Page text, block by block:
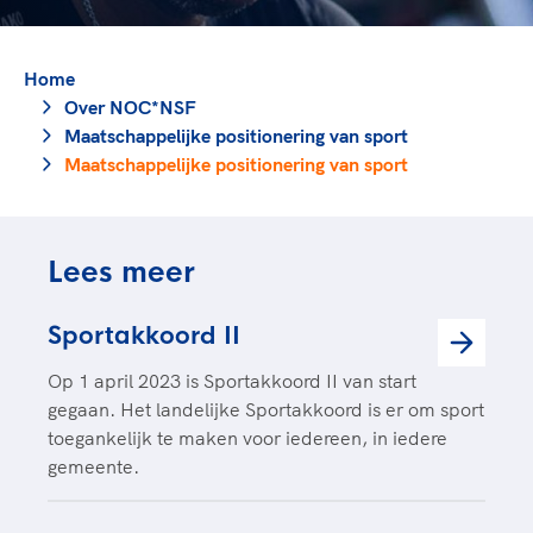
Sportakkoord II
Game Changer
Columns
Sport gaat niet vanzelf
Veilige en integere sport
Gezonde sportomgeving
Duurzaamheid
Bekwaam sportkader
Sportmatch
Handboek Wet- en Regelgeving
Opleidingen en trainingen
High5 Stappenplan
TeamNL Academie Kalender
Kennisaanbod TeamNL Experts
TeamNL Sport Science Centre
Europese Spelen Istanbul 2027
Topsportfinanciering
Maatschappelijke waarde topsport
Top teamsportcompetities
Home
Over NOC*NSF
Maatschappelijke positionering van sport
Maatschappelijke positionering van sport
Lees meer
Sportakkoord II
Op 1 april 2023 is Sportakkoord II van start
gegaan. Het landelijke Sportakkoord is er om sport
toegankelijk te maken voor iedereen, in iedere
gemeente.